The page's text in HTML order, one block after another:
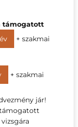
támogatott
+ szakmai
+ szakmai
jár!